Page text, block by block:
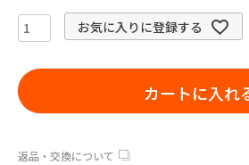
お気に入りに登録する
カートに入れ
返品・交換について